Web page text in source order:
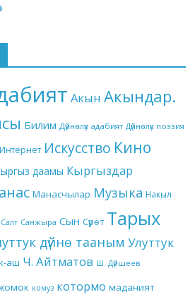
Акын Акындар.
Билим Дүйнөлүк адабият Дүйнөлүк поэзия
Интернет Искусство Кино
даамы Кыргыздар
Манасчылар Музыка Накыл
Салт Санжыра Сын Сүрөт Тарых
дүйнө тааным Улуттук
аш Ч. Айтматов Ш. Дүйшеев
комуз котормо маданият